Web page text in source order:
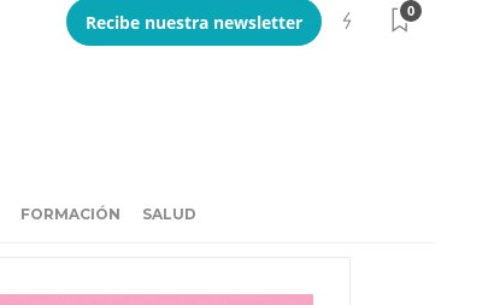
Recibe nuestra newsletter
0
FORMACIÓN SALUD